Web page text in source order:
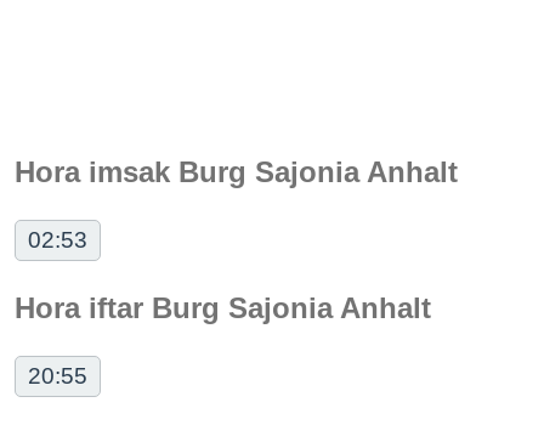
Hora imsak Burg Sajonia Anhalt
02:53
Hora iftar Burg Sajonia Anhalt
20:55